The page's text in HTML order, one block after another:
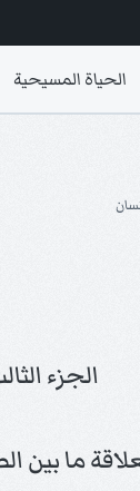
الحياة المسيحية
الجزء
ما بين